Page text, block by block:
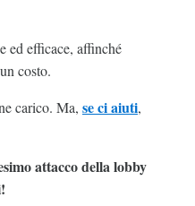
ed efficace, affinché
costo.
carico. Ma, se ci aiuti,
attacco della lobby